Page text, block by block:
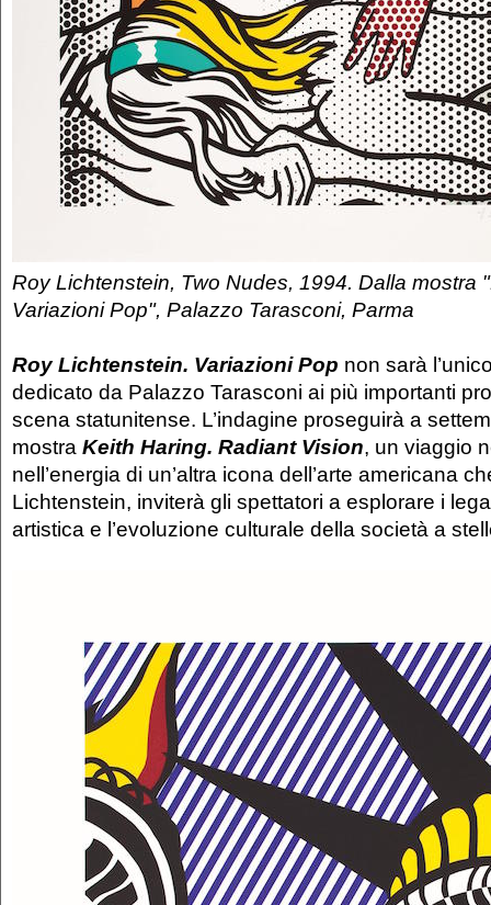
Roy Lichtenstein, Two Nudes, 1994. Dalla mostra
Variazioni Pop", Palazzo Tarasconi, Parma
Roy Lichtenstein. Variazioni Pop non sarà
dedicato da Palazzo Tarasconi ai più importanti
scena statunitense. L’indagine proseguirà a
mostra Keith Haring. Radiant Vision, un viaggio
nell’energia di un’altra icona dell’arte americana
Lichtenstein, inviterà gli spettatori a esplorare i
artistica e l’evoluzione culturale della società a